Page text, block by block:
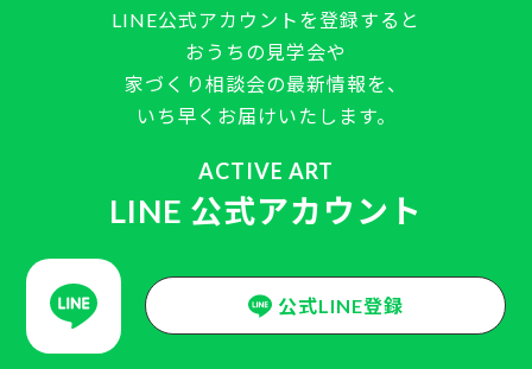
LINE公式アカウントを登録すると
おうちの見学会や
家づくり相談会の最新情報を、
いち早くお届けいたします。
ACTIVE ART
LINE 公式アカウント
公式LINE登録